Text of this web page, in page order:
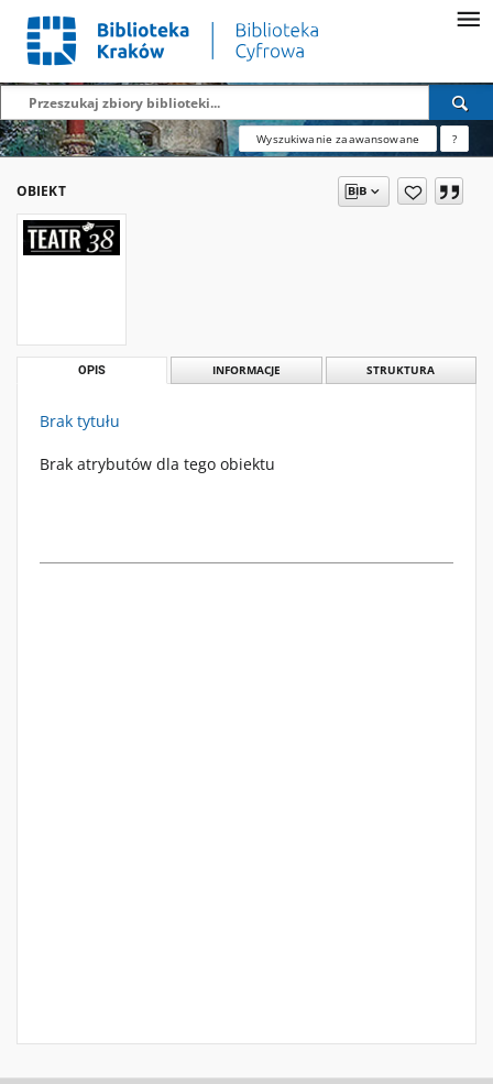
Wyszukiwanie zaawansowane ?
OBIEKT
OPIS INFORMACJE STRUKTURA
Brak tytułu
Brak atrybutów dla tego obiektu